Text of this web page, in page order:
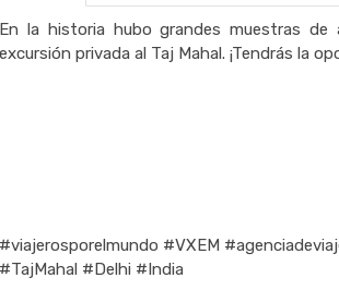
En la historia hubo grandes muestras de
excursión privada al Taj Mahal. ¡Tendrás la
#viajerosporelmundo #VXEM
#TajMahal #Delhi #India